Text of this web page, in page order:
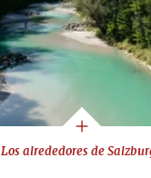
Los alrededores de